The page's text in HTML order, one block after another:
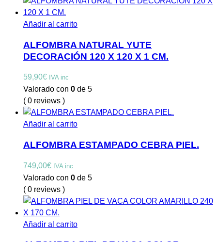
Añadir al carrito
ALFOMBRA NATURAL YUTE
DECORACIÓN 120 X 120 X 1 CM.
59,90€ IVA inc
Valorado con 0 de 5
( 0 reviews )
Añadir al carrito
ALFOMBRA ESTAMPADO CEBRA PIEL.
749,00€ IVA inc
Valorado con 0 de 5
( 0 reviews )
Añadir al carrito